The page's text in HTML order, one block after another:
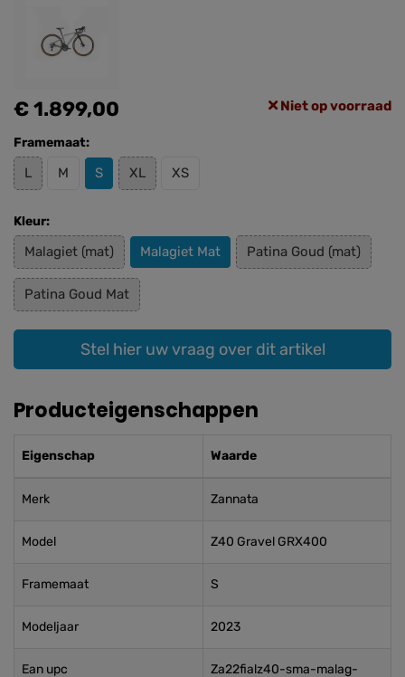
€ 1.899,00 Niet op voorraad
Framemaat:
L M S XL XS
Kleur:
Malagiet (mat) Malagiet Mat Patina Goud (mat)
Patina Goud Mat
Stel hier uw vraag over dit artikel
Producteigenschappen
Eigenschap Waarde
Merk Zannata
Model Z40 Gravel GRX400
Framemaat S
Modeljaar 2023
Ean upc
Za22fialz40-sma-malag-